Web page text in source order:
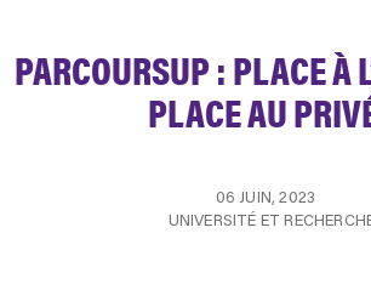
PARCOURSUP : PLACE À
PLACE AU
06 JUIN, 2023
UNIVERSITÉ ET